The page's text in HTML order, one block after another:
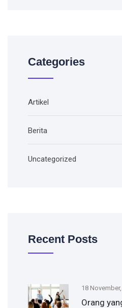
Categories
Artikel
Berita
Uncategorized
Recent Posts
18
Orang